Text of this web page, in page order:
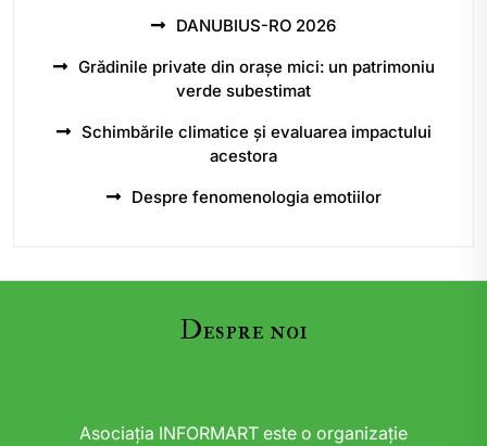
DANUBIUS-RO 2026
Grădinile private din orașe mici: un patrimoniu
verde subestimat
Schimbările climatice și evaluarea impactului
acestora
Despre fenomenologia emotiilor
Despre noi
Asociația INFORMART este o organizație